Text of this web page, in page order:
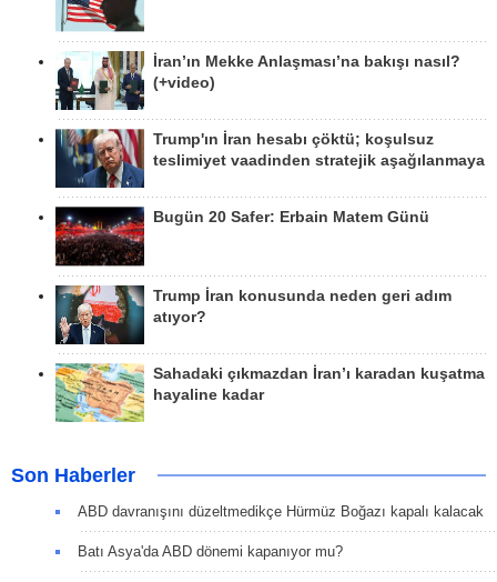
İran’ın Mekke Anlaşması’na bakışı nasıl?
(+video)
Trump'ın İran hesabı çöktü; koşulsuz
teslimiyet vaadinden stratejik aşağılanmaya
Bugün 20 Safer: Erbain Matem Günü
Trump İran konusunda neden geri adım
atıyor?
Sahadaki çıkmazdan İran’ı karadan kuşatma
hayaline kadar
Son Haberler
ABD davranışını düzeltmedikçe Hürmüz Boğazı kapalı kalacak
Batı Asya'da ABD dönemi kapanıyor mu?